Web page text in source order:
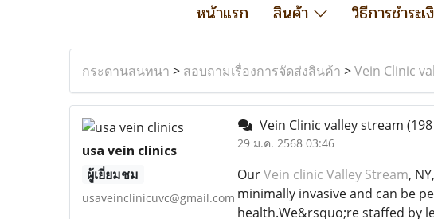
หน้าแรก สินค้า วิธีการชำระ
กระดานสนทนา > สอบถามเรื่องการจัดส่งสินค้า >Vein Clinic
usa vein clinics
ผู้เยี่ยมชม
usaveinclinicuvc@gmail.com
Vein Clinic valley stream
29 ม.ค. 2568 03:46
OurVein clinic Valley Stream,
minimally invasive and can be
health.We&rsquo;re staffed by